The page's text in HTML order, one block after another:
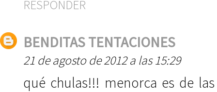
RESPONDER
BENDITAS TENTACIONES
21 de agosto de 2012 a las 15:29
qué chulas!!! menorca es de